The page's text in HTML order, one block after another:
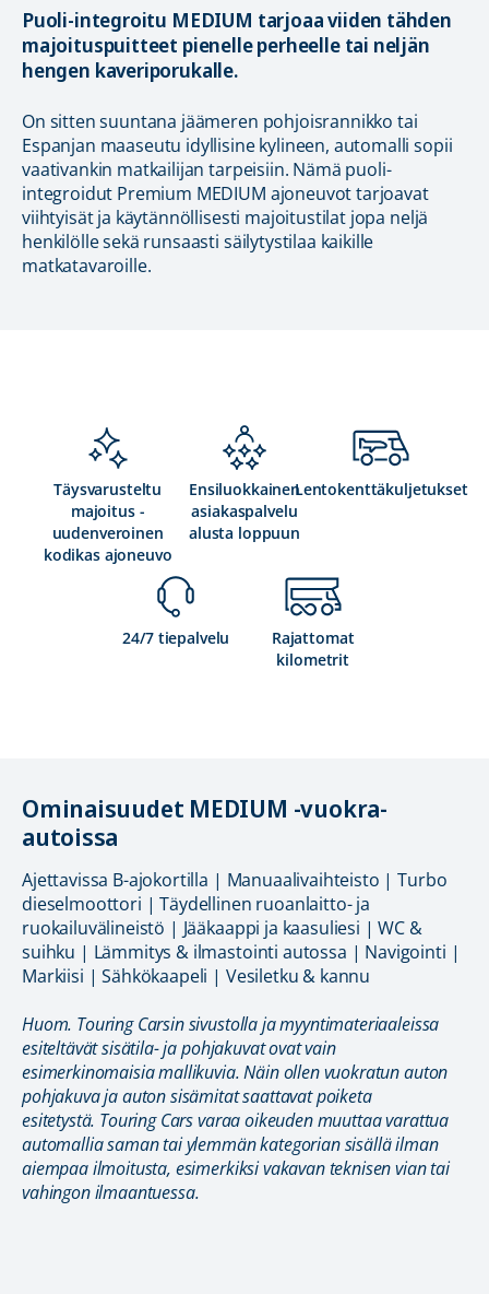
Puoli-integroitu MEDIUM tarjoaa viiden tähden
majoituspuitteet pienelle perheelle tai neljän
hengen kaveriporukalle.
On sitten suuntana jäämeren pohjoisrannikko tai
Espanjan maaseutu idyllisine kylineen, automalli sopii
vaativankin matkailijan tarpeisiin. Nämä puoli-
integroidut Premium MEDIUM ajoneuvot tarjoavat
viihtyisät ja käytännöllisesti majoitustilat jopa neljä
henkilölle sekä runsaasti säilytystilaa kaikille
matkatavaroille.
Täysvarusteltu
majoitus -
uudenveroinen
kodikas ajoneuvo
Ensiluokkainen
asiakaspalvelu
alusta loppuun
Lentokenttäkuljetukset
24/7 tiepalvelu
Rajattomat
kilometrit
Ominaisuudet MEDIUM -vuokra-
autoissa
Ajettavissa B-ajokortilla | Manuaalivaihteisto | Turbo
dieselmoottori | Täydellinen ruoanlaitto- ja
ruokailuvälineistö | Jääkaappi ja kaasuliesi | WC &
suihku | Lämmitys & ilmastointi autossa | Navigointi |
Markiisi | Sähkökaapeli | Vesiletku & kannu
Huom. Touring Carsin sivustolla ja myyntimateriaaleissa
esiteltävät sisätila- ja pohjakuvat ovat vain
esimerkinomaisia mallikuvia. Näin ollen vuokratun auton
pohjakuva ja auton sisämitat saattavat poiketa
esitetystä. Touring Cars varaa oikeuden muuttaa varattua
automallia saman tai ylemmän kategorian sisällä ilman
aiempaa ilmoitusta, esimerkiksi vakavan teknisen vian tai
vahingon ilmaantuessa.